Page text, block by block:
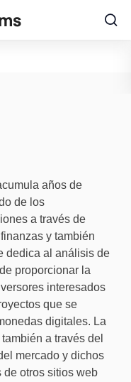
años de
de los
a través de
y también
dedica al análisis de
proporcionar la
interesados
que se
digitales. La
a través del
mercado y dichos
de otros sitios web